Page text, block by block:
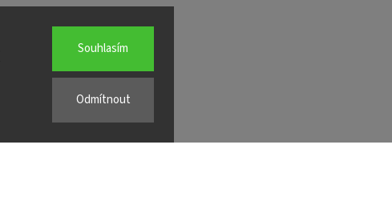
Odmítnout
Souhlasím